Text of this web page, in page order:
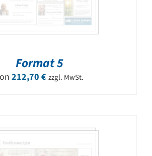
Format 5
212,70 € zzgl. MwSt.